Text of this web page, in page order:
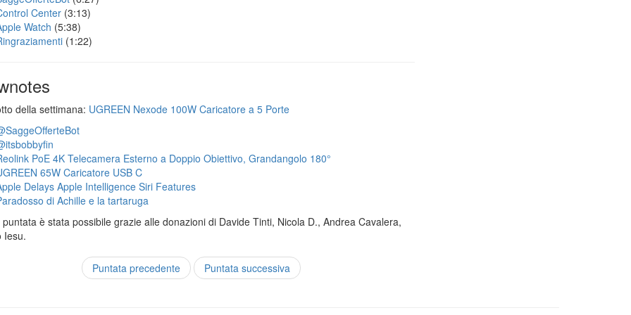
Center (3:13)
Watch (5:38)
(1:22)
della settimana: UGREEN Nexode 100W Caricatore a 5 Porte
PoE 4K Telecamera Esterno a Doppio Obiettivo, Grandangolo 180°
65W Caricatore USB C
Delays Apple Intelligence Siri Features
di Achille e la tartaruga
è stata possibile grazie alle donazioni di Davide Tinti, Nicola D., Andrea Cavalera,
Iesu.
Puntata precedente Puntata successiva